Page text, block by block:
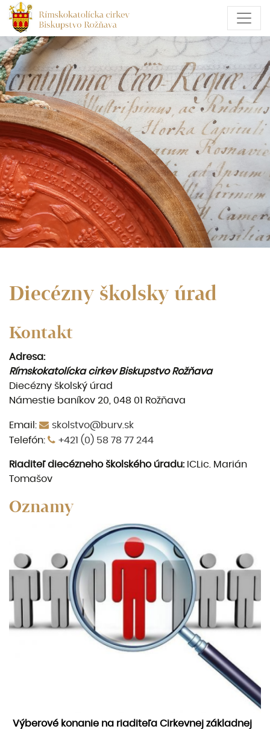
Diecézny školsky úrad
Kontakt
Adresa:
Rímskokatolícka cirkev Biskupstvo Rožňava
Diecézny školský úrad
Námestie baníkov 20, 048 01 Rožňava
Email:
skolstvo@burv.sk
Telefón:
+421 (0) 58 78 77 244
Riaditeľ diecézneho školského úradu: ICLic. Marián
Tomašov
Oznamy
Výberové konanie na riaditeľa Cirkevnej základnej